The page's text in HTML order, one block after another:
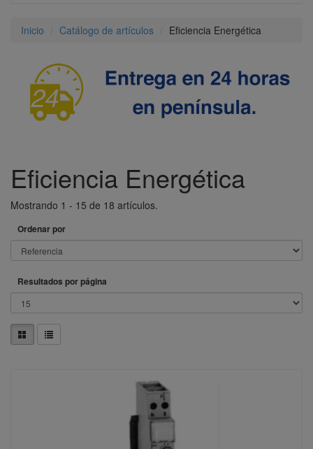
Inicio Catálogo de artículos Eficiencia Energética
Eficiencia Energética
Mostrando 1 - 15 de 18 artículos.
Ordenar por
Resultados por página